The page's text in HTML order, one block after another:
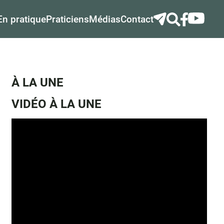
pratiquePraticiensMédiasContact
À LA UNE
VIDÉO À LA UNE